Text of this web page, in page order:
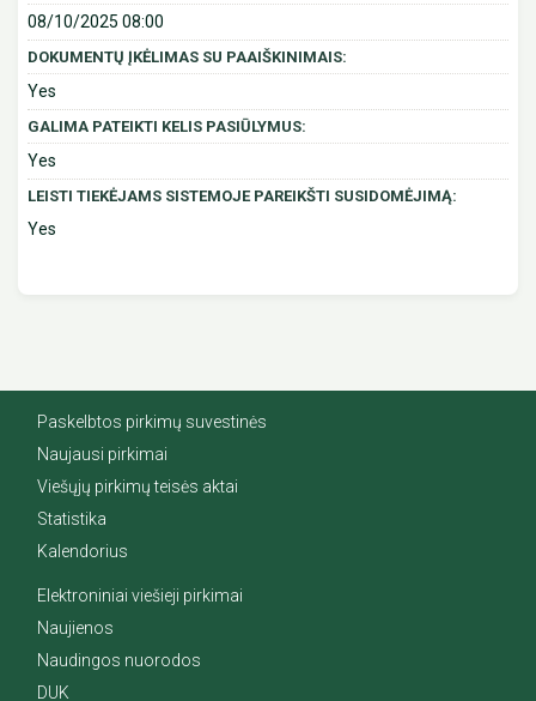
08/10/2025 08:00
DOKUMENTŲ ĮKĖLIMAS SU PAAIŠKINIMAIS:
Yes
GALIMA PATEIKTI KELIS PASIŪLYMUS:
Yes
LEISTI TIEKĖJAMS SISTEMOJE PAREIKŠTI SUSIDOMĖJIMĄ:
Yes
Paskelbtos pirkimų suvestinės
Naujausi pirkimai
Viešųjų pirkimų teisės aktai
Statistika
Kalendorius
Elektroniniai viešieji pirkimai
Naujienos
Naudingos nuorodos
DUK